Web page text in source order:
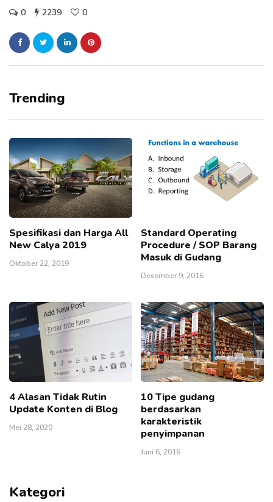
0 2239 0
Trending
Spesifikasi dan Harga All
New Calya 2019
Oktober 22, 2019
Standard Operating
Procedure / SOP Barang
Masuk di Gudang
Desember 9, 2016
4 Alasan Tidak Rutin
Update Konten di Blog
Mei 28, 2020
10 Tipe gudang
berdasarkan
karakteristik
penyimpanan
Juni 6, 2016
Kategori